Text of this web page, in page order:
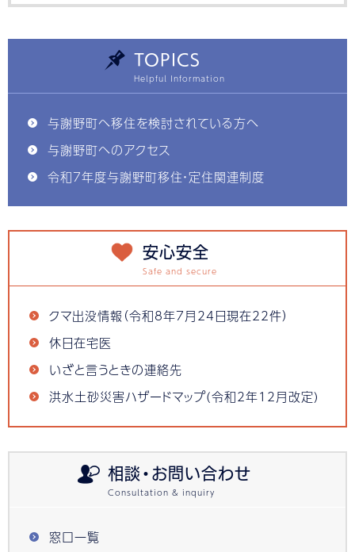
TOPICS
与謝野町へ移住を検討されている方へ
与謝野町へのアクセス
令和7年度与謝野町移住・定住関連制度
安心安全
クマ出没情報（令和8年7月24日現在22件）
休日在宅医
いざと言うときの連絡先
洪水土砂災害ハザードマップ(令和2年12月改定)
相談・お問い合わせ
窓口一覧